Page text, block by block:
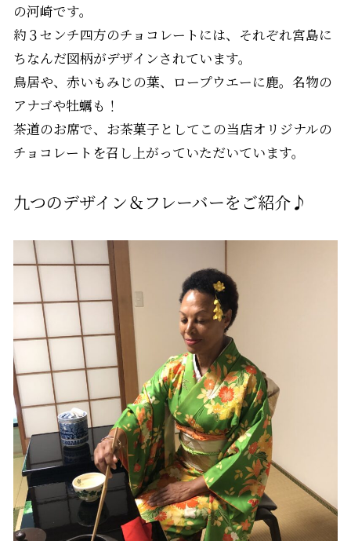
の河崎です。
約３センチ四方のチョコレートには、それぞれ宮島に
ちなんだ図柄がデザインされています。
鳥居や、赤いもみじの葉、ロープウエーに鹿。名物の
アナゴや牡蠣も！
茶道のお席で、お茶菓子としてこの当店オリジナルの
チョコレートを召し上がっていただいています。
九つのデザイン＆フレーバーをご紹介♪